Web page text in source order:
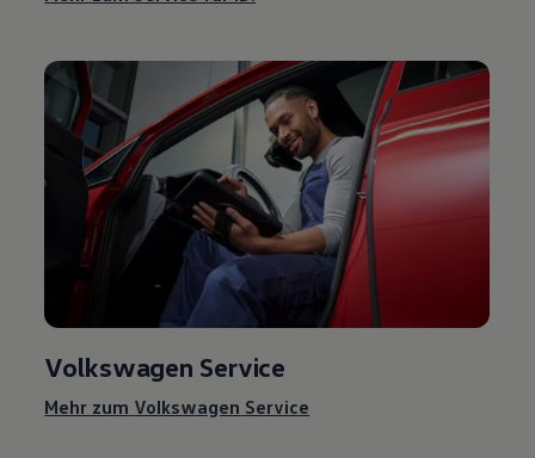
Volkswagen Service
Mehr zum Volkswagen Service